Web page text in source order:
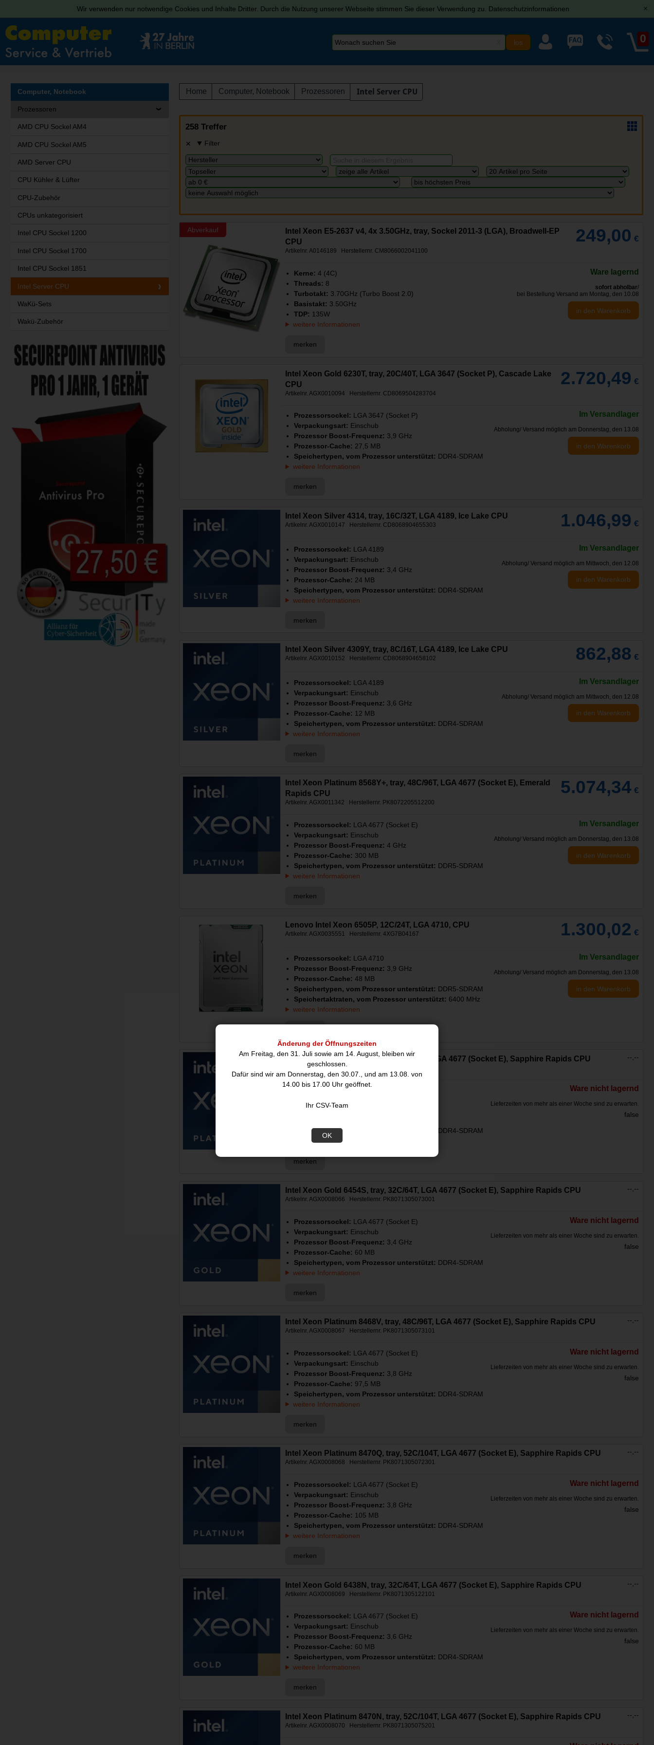
Wir verwenden nur notwendige Cookies und Inhalte Dritter. Durch die Nutzung unserer Webseite stimmen Sie dieser Verwendung zu. Datenschutzinformationen [x]
Änderung der Öffnungszeiten
Am Freitag, den 31. Juli sowie am 14. August, bleiben wir
geschlossen.
Dafür sind wir am Donnerstag, den 30.07., und am 13.08. von
14.00 bis 17.00 Uhr geöffnet.
Ihr CSV-Team
OK
0
Home Computer, Notebook Prozessoren Intel Server CPU
258 Treffer
Filter
Abverkauf
Intel Xeon E5-2637 v4, 4x 3.50GHz, tray, Sockel 2011-3 (LGA), Broadwell-EP
CPU
Artikelnr. A0146189 Herstellernr. CM8066002041100
249,00 €
Kerne: 4 (4C)
Threads: 8
Turbotakt: 3.70GHz (Turbo Boost 2.0)
Basistakt: 3.50GHz
TDP: 135W
weitere Informationen
merken
Ware lagernd
sofort abholbar/
bei Bestellung Versand am Montag, den 10.08
in den Warenkorb
Intel Xeon Gold 6230T, tray, 20C/40T, LGA 3647 (Socket P), Cascade Lake
CPU
Artikelnr. AGX0010094 Herstellernr. CD8069504283704
2.720,49 €
Prozessorsockel: LGA 3647 (Socket P)
Verpackungsart: Einschub
Prozessor Boost-Frequenz: 3,9 GHz
Prozessor-Cache: 27,5 MB
Speichertypen, vom Prozessor unterstützt: DDR4-SDRAM
weitere Informationen
merken
Im Versandlager
Abholung/ Versand möglich am Donnerstag, den 13.08
in den Warenkorb
Intel Xeon Silver 4314, tray, 16C/32T, LGA 4189, Ice Lake CPU
Artikelnr. AGX0010147 Herstellernr. CD8068904655303 1.046,99 €
Prozessorsockel: LGA 4189
Verpackungsart: Einschub
Prozessor Boost-Frequenz: 3,4 GHz
Prozessor-Cache: 24 MB
Speichertypen, vom Prozessor unterstützt: DDR4-SDRAM
weitere Informationen
merken
Im Versandlager
Abholung/ Versand möglich am Mittwoch, den 12.08
in den Warenkorb
Intel Xeon Silver 4309Y, tray, 8C/16T, LGA 4189, Ice Lake CPU
Artikelnr. AGX0010152 Herstellernr. CD8068904658102 862,88 €
Prozessorsockel: LGA 4189
Verpackungsart: Einschub
Prozessor Boost-Frequenz: 3,6 GHz
Prozessor-Cache: 12 MB
Speichertypen, vom Prozessor unterstützt: DDR4-SDRAM
weitere Informationen
merken
Im Versandlager
Abholung/ Versand möglich am Mittwoch, den 12.08
in den Warenkorb
Intel Xeon Platinum 8568Y+, tray, 48C/96T, LGA 4677 (Socket E), Emerald
Rapids CPU
Artikelnr. AGX0011342 Herstellernr. PK8072205512200
5.074,34 €
Prozessorsockel: LGA 4677 (Socket E)
Verpackungsart: Einschub
Prozessor Boost-Frequenz: 4 GHz
Prozessor-Cache: 300 MB
Speichertypen, vom Prozessor unterstützt: DDR5-SDRAM
weitere Informationen
merken
Im Versandlager
Abholung/ Versand möglich am Donnerstag, den 13.08
in den Warenkorb
Lenovo Intel Xeon 6505P, 12C/24T, LGA 4710, CPU
Artikelnr. AGX0035551 Herstellernr. 4XG7B04167 1.300,02 €
Prozessorsockel: LGA 4710
Prozessor Boost-Frequenz: 3,9 GHz
Prozessor-Cache: 48 MB
Speichertypen, vom Prozessor unterstützt: DDR5-SDRAM
Speichertaktraten, vom Prozessor unterstützt: 6400 MHz
weitere Informationen
Im Versandlager
Abholung/ Versand möglich am Donnerstag, den 13.08
in den Warenkorb
Intel Xeon Platinum 8468, tray, 48C/96T, LGA 4677 (Socket E), Sapphire Rapids CPU
Artikelnr. AGX0008060 Herstellernr. PK8071305072501
--,--
Prozessorsockel:
Prozessor Boost-Frequenz:
Speichertypen, vom Prozessor unterstützt: DDR4-SDRAM
weitere Informationen
merken
Ware nicht lagernd
Lieferzeiten von mehr als einer Woche sind zu erwarten.
false
Intel Xeon Gold 6454S, tray, 32C/64T, LGA 4677 (Socket E), Sapphire Rapids CPU
Artikelnr. AGX0008066 Herstellernr. PK8071305073001
--,--
Prozessorsockel: LGA 4677 (Socket E)
Verpackungsart: Einschub
Prozessor Boost-Frequenz: 3,4 GHz
Prozessor-Cache: 60 MB
Speichertypen, vom Prozessor unterstützt: DDR4-SDRAM
weitere Informationen
merken
Ware nicht lagernd
Lieferzeiten von mehr als einer Woche sind zu erwarten.
false
Intel Xeon Platinum 8468V, tray, 48C/96T, LGA 4677 (Socket E), Sapphire Rapids CPU
Artikelnr. AGX0008067 Herstellernr. PK8071305073101
--,--
Prozessorsockel: LGA 4677 (Socket E)
Verpackungsart: Einschub
Prozessor Boost-Frequenz: 3,8 GHz
Prozessor-Cache: 97,5 MB
Speichertypen, vom Prozessor unterstützt: DDR4-SDRAM
weitere Informationen
merken
Ware nicht lagernd
Lieferzeiten von mehr als einer Woche sind zu erwarten.
false
Intel Xeon Platinum 8470Q, tray, 52C/104T, LGA 4677 (Socket E), Sapphire Rapids CPU
Artikelnr. AGX0008068 Herstellernr. PK8071305072301
--,--
Prozessorsockel: LGA 4677 (Socket E)
Verpackungsart: Einschub
Prozessor Boost-Frequenz: 3,8 GHz
Prozessor-Cache: 105 MB
Speichertypen, vom Prozessor unterstützt: DDR4-SDRAM
weitere Informationen
merken
Ware nicht lagernd
Lieferzeiten von mehr als einer Woche sind zu erwarten.
false
Intel Xeon Gold 6438N, tray, 32C/64T, LGA 4677 (Socket E), Sapphire Rapids CPU
Artikelnr. AGX0008069 Herstellernr. PK8071305122101
--,--
Prozessorsockel: LGA 4677 (Socket E)
Verpackungsart: Einschub
Prozessor Boost-Frequenz: 3,6 GHz
Prozessor-Cache: 60 MB
Speichertypen, vom Prozessor unterstützt: DDR4-SDRAM
weitere Informationen
merken
Ware nicht lagernd
Lieferzeiten von mehr als einer Woche sind zu erwarten.
false
Intel Xeon Platinum 8470N, tray, 52C/104T, LGA 4677 (Socket E), Sapphire Rapids CPU
Artikelnr. AGX0008070 Herstellernr. PK8071305075201
--,--
Computer, Notebook
Prozessoren
AMD CPU Sockel AM4
AMD CPU Sockel AM5
AMD Server CPU
CPU Kühler & Lüfter
CPU-Zubehör
CPUs unkategorisiert
Intel CPU Sockel 1200
Intel CPU Sockel 1700
Intel CPU Sockel 1851
Intel Server CPU
WaKü-Sets
Wakü-Zubehör